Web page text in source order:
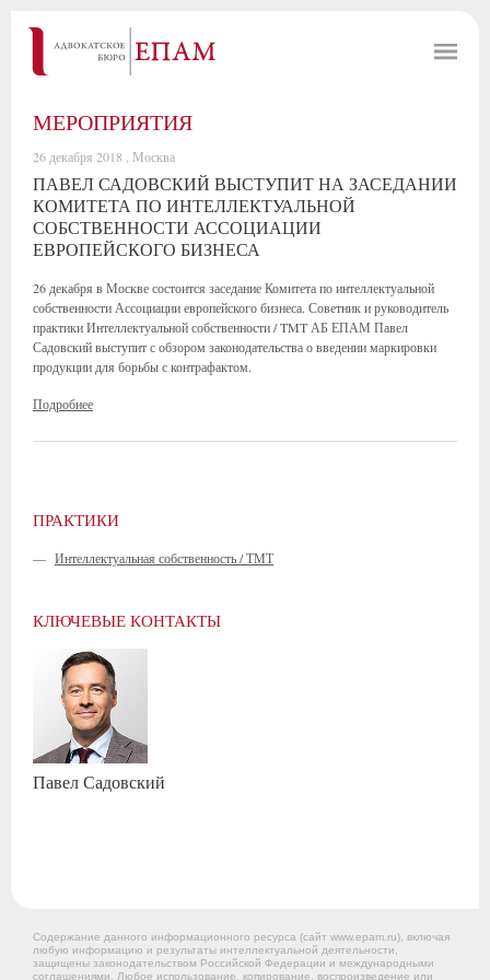
МЕРОПРИЯТИЯ
26 декабря 2018 , Москва
ПАВЕЛ САДОВСКИЙ ВЫСТУПИТ НА ЗАСЕДАНИИ
КОМИТЕТА ПО ИНТЕЛЛЕКТУАЛЬНОЙ
СОБСТВЕННОСТИ АССОЦИАЦИИ
ЕВРОПЕЙСКОГО БИЗНЕСА
26 декабря в Москве состоится заседание Комитета по интеллектуальной
собственности Ассоциации европейского бизнеса. Советник и руководитель
практики Интеллектуальной собственности / TMT АБ ЕПАМ Павел
Садовский выступит с обзором законодательства о введении маркировки
продукции для борьбы с контрафактом.
Подробнее
ПРАКТИКИ
— Интеллектуальная собственность / ТМТ
КЛЮЧЕВЫЕ КОНТАКТЫ
ПавелСадовский
Содержание данного информационного ресурса (сайт www.epam.ru), включая
любую информацию и результаты интеллектуальной деятельности,
защищены законодательством Российской Федерации и международными
соглашениями. Любое использование, копирование, воспроизведение или